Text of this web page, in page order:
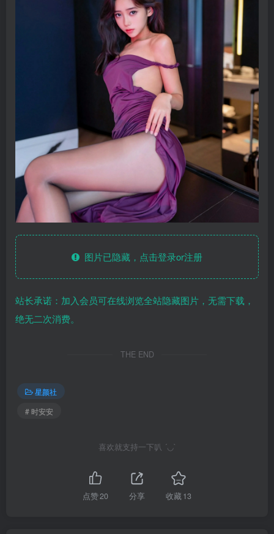
图片已隐藏，点击登录or注册
站长承诺：加入会员可在线浏览全站隐藏图片，无需下载，
绝无二次消费。
THE END
星颜社
# 时安安
喜欢就支持一下叭 ´◡`
点赞20 分享 收藏13